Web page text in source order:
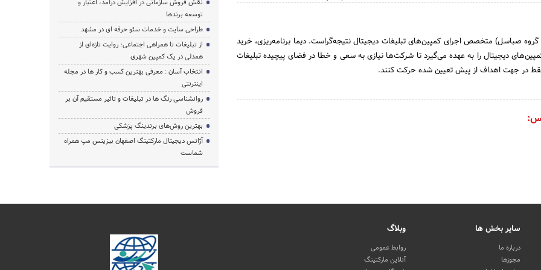
گروه صباسل) متخصص اجرای کمپین‌های تبلیغات دیجیتال نتیجه‌گراست. دیما برنامه‌ریزی، خرید
دیجیتال را به عهده می‌گیرد تا شرکت‌ها نیازی به سعی و خطا در فضای پیچیده تبلیغات
در جهت اهداف از پیش تعیین شده حرکت کنند.
نقش فروش سازمانی در افزایش درآمد، اعتبار و
توسعه برندها
طراحی سایت و خدمات سئو حرفه ای در مشهد
از تبلیغات تا همراهی اجتماعی؛ روایت تازه‌ای از
همدلی در یک کمپین شهری
انتخاب آسان : معرفی بهترین کسب و کار ها در مجله
اینترنتی
روانشناسی رنگ ها در تبلیغات و تاثیر مستقیم آن بر
فروش
بهترین روش‌های برندینگ پزشکی
آژانس دیجیتال مارکتینگ اصفهان بیزینس مپ همراه
شماست
سایر بخش ها
درباره ما
مجوزها
وبلاگ
روابط عمومی
آنلاین مارکتینگ